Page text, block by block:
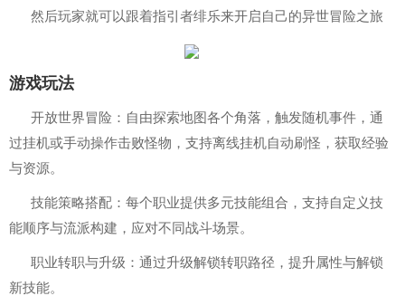
然后玩家就可以跟着指引者绯乐来开启自己的异世冒险之旅
游戏玩法
开放世界冒险：自由探索地图各个角落，触发随机事件，通
过挂机或手动操作击败怪物，支持离线挂机自动刷怪，获取经验
与资源。
技能策略搭配：每个职业提供多元技能组合，支持自定义技
能顺序与流派构建，应对不同战斗场景。
职业转职与升级：通过升级解锁转职路径，提升属性与解锁
新技能。